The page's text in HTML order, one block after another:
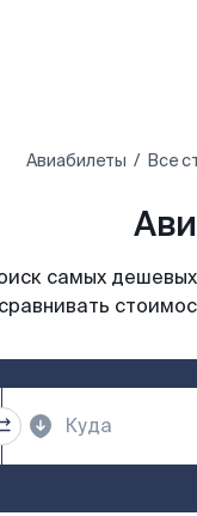
Авиабилеты Все
самых
сравнивать